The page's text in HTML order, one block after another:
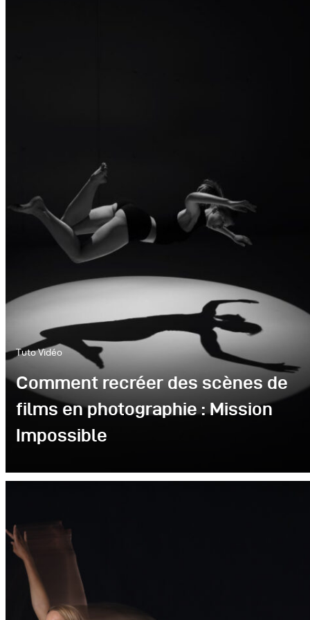
Tuto Vidéo
Comment recréer des scènes de
films en photographie : Mission
Impossible